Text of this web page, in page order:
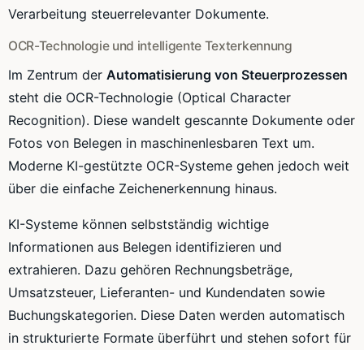
Verarbeitung steuerrelevanter Dokumente.
OCR-Technologie und intelligente Texterkennung
Im Zentrum der Automatisierung von Steuerprozessen
steht die OCR-Technologie (Optical Character
Recognition). Diese wandelt gescannte Dokumente oder
Fotos von Belegen in maschinenlesbaren Text um.
Moderne KI-gestützte OCR-Systeme gehen jedoch weit
über die einfache Zeichenerkennung hinaus.
KI-Systeme können selbstständig wichtige
Informationen aus Belegen identifizieren und
extrahieren. Dazu gehören Rechnungsbeträge,
Umsatzsteuer, Lieferanten- und Kundendaten sowie
Buchungskategorien. Diese Daten werden automatisch
in strukturierte Formate überführt und stehen sofort für